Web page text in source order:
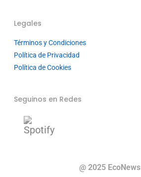
Legales
Términos y Condiciones
Política de Privacidad
Política de Cookies
Seguinos en Redes
@ 2025 EcoNews